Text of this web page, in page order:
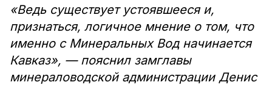
«Ведь существует устоявшееся и,
признаться, логичное мнение о том, что
именно с Минеральных Вод начинается
Кавказ», — пояснил замглавы
минераловодской администрации Денис